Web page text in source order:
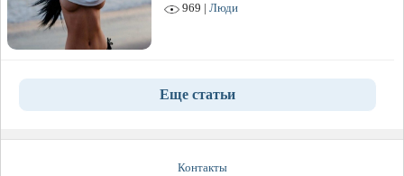
969 | Люди
Еще статьи
Контакты